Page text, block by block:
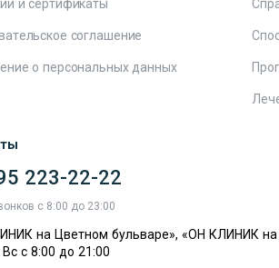
и сертификаты
соглашение
о персональных данных
223-22-22
с 8:00 до 23:00
на Цветном бульваре», «ОН КЛИНИК на
с 8:00 до 21:00